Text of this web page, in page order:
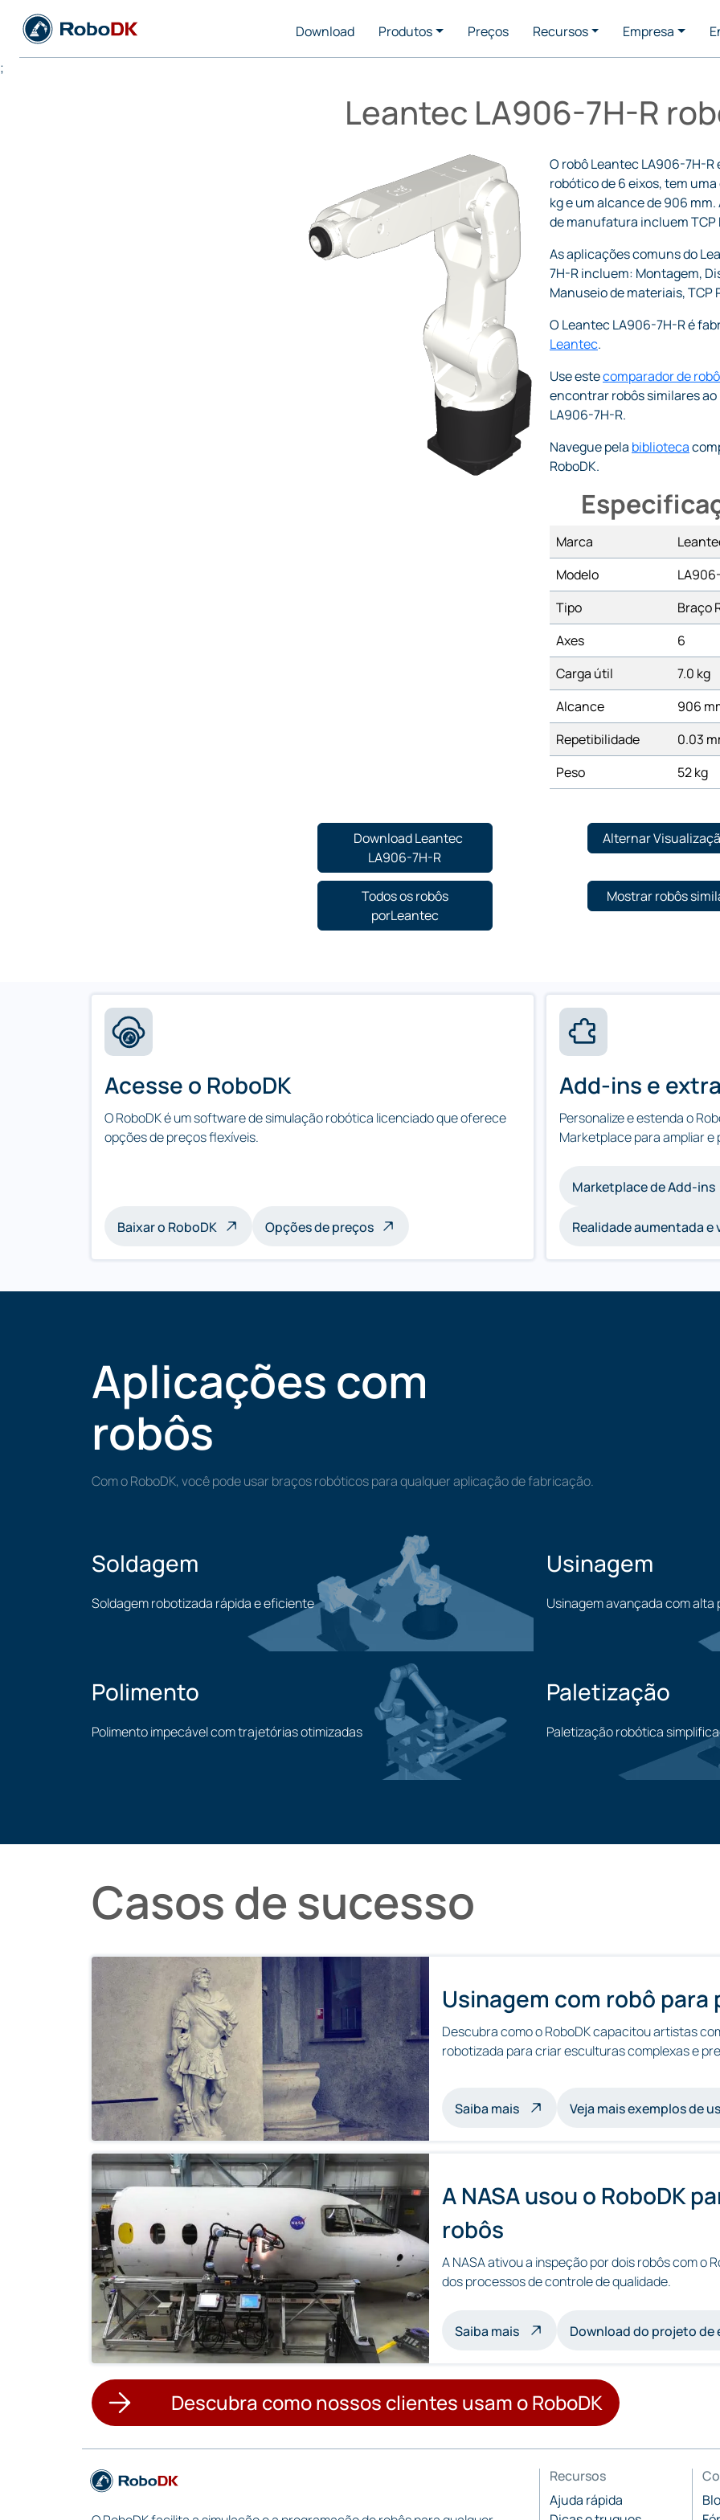
;
Download Produtos Preços Recursos Empresa
Leantec LA906-7H-R
O robô Leantec LA906-7H-R
robótico de 6 eixos, tem
kg e um alcance de 906
de manufatura incluem TCP
As aplicações comuns do
7H-R incluem: Montagem,
Manuseio de materiais, TCP
O Leantec LA906-7H-R é
Leantec.
Use estecomparador de
encontrar robôs similares
LA906-7H-R.
Navegue pela biblioteca
RoboDK.
Marca
Modelo
Tipo
Braço
Axes
6
Carga útil
7.0 kg
Alcance
906
Repetibilidade
0.03
Peso
52 kg
Download Leantec
LA906-7H-R
Alternar
Todos os robôs
porLeantec
Mostrar robôs
Acesse o RoboDK
O RoboDK é um software de simulação robótica licenciado que oferece
opções de preços flexíveis.
Baixar o RoboDK Opções de preços
Add-ins e
Personalize e estenda o
Marketplace para ampliar e
Marketplace de Add-ins
Realidade aumentada e
Aplicações com
robôs
Com o RoboDK, você pode usar braços robóticos para qualquer aplicação de fabricação.
Soldagem
Soldagem robotizada rápida e eficiente
Usinagem
Usinagem avançada com alta
Polimento
Polimento impecável com trajetórias otimizadas
Paletização
Paletização robótica
Casos de sucesso
Usinagem com robô
Descubra como o RoboDK capacitou artistas
robotizada para criar esculturas complexas e
Saiba maissobre usinagem de esculturas
Veja mais exemplos de
A NASA usou o RoboDK
robôs
A NASA ativou a inspeção por dois robôs com o
dos processos de controle de qualidade.
Saiba maissobre a inspeção com vários
Download do projeto de
Descubra como nossos clientes usam o RoboDK
Recursos
Ajuda rápida